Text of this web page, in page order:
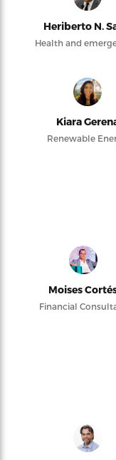
Heriberto N.
Health and
Kiara
Renewable
Moises
Financial